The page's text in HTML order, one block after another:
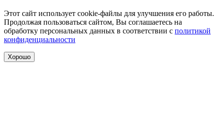
Этот сайт использует cookie-файлы для улучшения его работы.
Продолжая пользоваться сайтом, Вы соглашаетесь на
обработку персональных данных в соответствии с политикой
конфиденциальности
Хорошо